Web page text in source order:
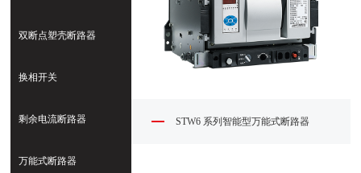
双断点塑壳断路器
换相开关
剩余电流断路器
万能式断路器
STW6 系列智能型万能式断路器